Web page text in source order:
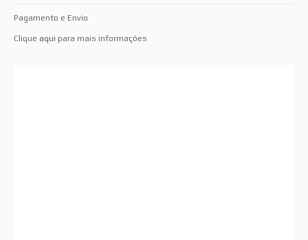
Pagamento e Envio
Clique aqui para mais informações